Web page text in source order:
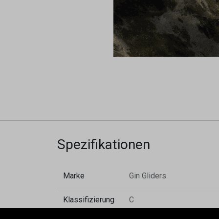
Spezifikationen
Marke Gin Gliders
Klassifizierung
EN & LTF
C